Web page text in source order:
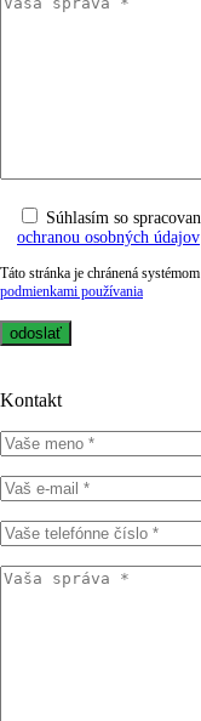
Súhlasím so
ochranou osobných údajov
Táto stránka je chránená
podmienkami používania
Kontakt